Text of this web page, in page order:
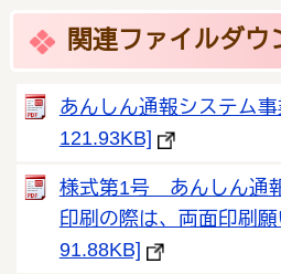
関連ファイルダウ
あんしん通報システム
121.93KB]
様式第1号 あんしん通
印刷の際は、両面印刷
91.88KB]